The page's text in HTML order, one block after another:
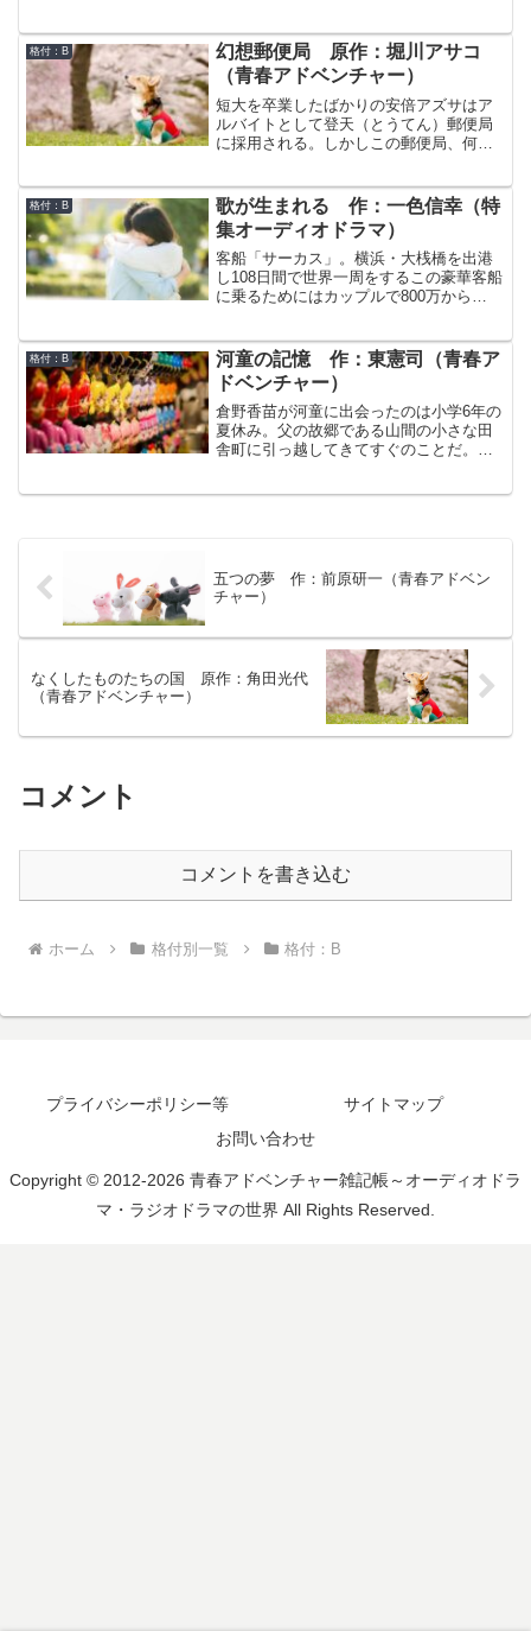
もないものを発明していたのだった。
しては兄に比肩すること叶わず、有り体
にいって鳴かず飛ばず。なんとか作家と
して名を残そうと考えた相四郎は、越後
塩沢の縮緬問屋、鈴木儀三治がかつて書
いて兄のもとに持ち込んだノンフェクシ
ョン文学『北越雪譜』（ほくえつせっ
明に描いたこの作品であれば必ずヒット
するはず。これの編者、あわよく作者と
して歴史に名を残せないものか。しかし
『北越雪譜』の原稿は今や流行作家であ
る曲亭馬琴が預かっている。彼とは因縁
浅からぬ中なのだが…
格付：B
幻想郵便局 原作：堀川アサコ
（青春アドベンチャー）
短大を卒業したばかりの安倍アズサはア
ルバイトとして登天（とうてん）郵便局
に採用される。しかしこの郵便局、何か
ている職員もやってくる客もおかしな人
ばかり。実はこの郵便局はこの世とあの
世の境目にあり、あの世へ手紙を送るこ
とができる郵便局だったのだ。アズサは
「探し物をみつける」という微妙な特技
を見込まれてこの不思議な郵便局に雇わ
格付：B
歌が生まれる 作：一色信幸（特
集オーディオドラマ）
客船「サーカス」。横浜・大桟橋を出港
し108日間で世界一周をするこの豪華客船
に乗るためにはカップルで800万から
だけ。売れない歌手の需要なんてそんな
もの。この9日間に精いっぱいのパフォー
マンスを見せればいい。ただこの期間、
私にはもうひとつどうしてもやらないと
いけないことがある。ラブソングを1曲つ
くらないといけない。それがレコード会
格付：B
河童の記憶 作：東憲司（青春ア
ドベンチャー）
倉野香苗が河童に出会ったのは小学6年の
夏休み。父の故郷である山間の小さな田
舎町に引っ越してきてすぐのことだ。河
通力が使えるらしい。実は香苗はある理
由から昔から河童に会いたいと思ってき
に鉄道事故で帰らぬ人となった父を救い
に行きたいと思い続けてきたのだ。
五つの夢 作：前原研一（青春アドベン
チャー）
なくしたものたちの国 原作：角田光代
（青春アドベンチャー）
コメント
コメントを書き込む
ホーム 格付別一覧 格付：B
プライバシーポリシー等
サイトマップ
お問い合わせ
Copyright © 2012-2026 青春アドベンチャー雑記帳～オーディオドラ
マ・ラジオドラマの世界 All Rights Reserved.